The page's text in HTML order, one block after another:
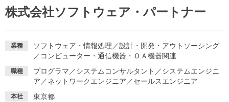
イベントを探す スカウト お知らせ
株式会社ソフトウェア・パートナー
業種 ソフトウェア・情報処理 ／設計・開発・アウトソーシング
／ コンピューター・通信機器・ＯＡ機器関連
職種 プログラマ ／システムコンサルタント ／システムエンジニ
ア ／ネットワークエンジニア ／セールスエンジニア
本社 東京都